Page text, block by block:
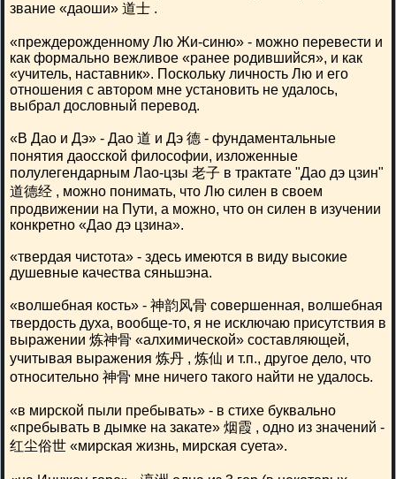
звание «даоши» 道士 .
«преждерожденному Лю Жи-синю» - можно перевести и
как формально вежливое «ранее родившийся», и как
«учитель, наставник». Поскольку личность Лю и его
отношения с автором мне установить не удалось,
выбрал дословный перевод.
«В Дао и Дэ» - Дао 道 и Дэ 德 - фундаментальные
понятия даосской философии, изложенные
полулегендарным Лао-цзы 老子 в трактате "Дао дэ цзин"
道德经 , можно понимать, что Лю силен в своем
продвижении на Пути, а можно, что он силен в изучении
конкретно «Дао дэ цзина».
«твердая чистота» - здесь имеются в виду высокие
душевные качества сяньшэна.
«волшебная кость» - 神韵风骨 совершенная, волшебная
твердость духа, вообще-то, я не исключаю присутствия в
выражении 炼神骨 «алхимической» составляющей,
учитывая выражения 炼丹 , 炼仙 и т.п., другое дело, что
относительно 神骨 мне ничего такого найти не удалось.
«в мирской пыли пребывать» - в стихе буквально
«пребывать в дымке на закате» 烟霞 , одно из значений -
红尘俗世 «мирская жизнь, мирская суета».